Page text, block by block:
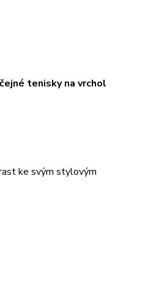
tenisky na vrchol
ke svým stylovým